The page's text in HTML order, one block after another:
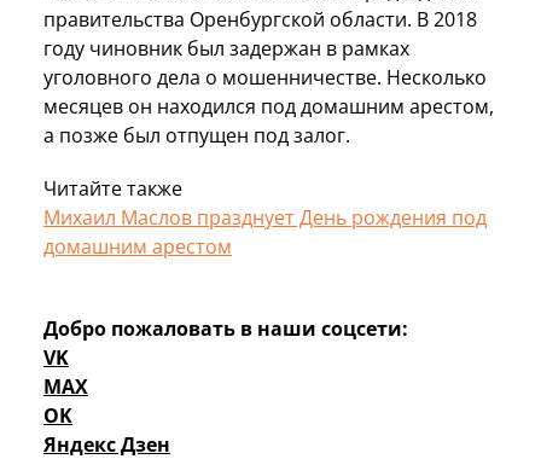
правительства Оренбургской области. В 2018
году чиновник был задержан в рамках
уголовного дела о мошенничестве. Несколько
месяцев он находился под домашним арестом,
а позже был отпущен под залог.
Читайте также
Михаил Маслов празднует День рождения под
домашним арестом
Добро пожаловать в наши соцсети:
VK
MAX
OK
Яндекс Дзен